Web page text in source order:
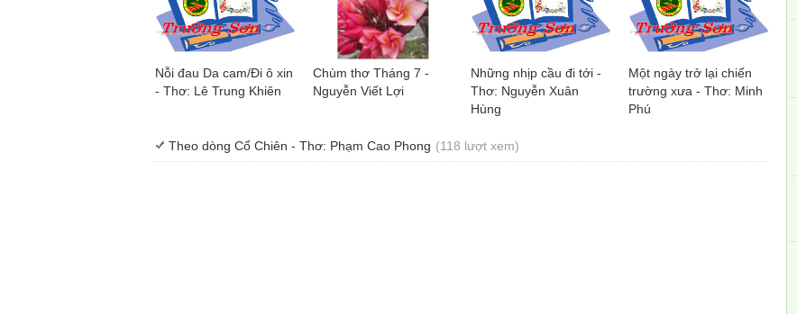
Nỗi đau Da cam/Đi ô xin
- Thơ: Lê Trung Khiên
Chùm thơ Tháng 7 -
Nguyễn Viết Lợi
Những nhịp cầu đi tới -
Thơ: Nguyễn Xuân
Hùng
Một ngày trở lại chiến
trường xưa - Thơ: Minh
Phú
Theo dòng Cổ Chiên - Thơ: Phạm Cao Phong (118 lượt xem)